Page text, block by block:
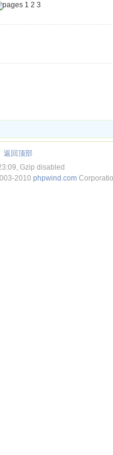
1 2 3
返回顶部
Gzip disabled
2010 phpwind.com